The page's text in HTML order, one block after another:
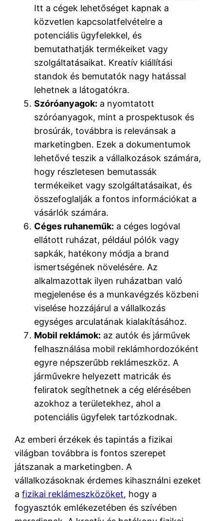
Itt a cégek lehetőséget kapnak a
közvetlen kapcsolatfelvételre a
potenciális ügyfelekkel, és
bemutathatják termékeiket vagy
szolgáltatásaikat. Kreatív kiállítási
standok és bemutatók nagy hatással
lehetnek a látogatókra.
Szóróanyagok: a nyomtatott
szóróanyagok, mint a prospektusok és
brosúrák, továbbra is relevánsak a
marketingben. Ezek a dokumentumok
lehetővé teszik a vállalkozások számára,
hogy részletesen bemutassák
termékeiket vagy szolgáltatásaikat, és
összefoglalják a fontos információkat a
vásárlók számára.
Céges ruhaneműk: a céges logóval
ellátott ruházat, például pólók vagy
sapkák, hatékony módja a brand
ismertségének növelésére. Az
alkalmazottak ilyen ruházatban való
megjelenése és a munkavégzés közbeni
viselése hozzájárul a vállalkozás
egységes arculatának kialakításához.
Mobil reklámok: az autók és járművek
felhasználása mobil reklámhordozóként
egyre népszerűbb reklámeszköz. A
járművekre helyezett matricák és
feliratok segíthetnek a cég elérésében
azokhoz a területekhez, ahol a
potenciális ügyfelek tartózkodnak.
Az emberi érzékek és tapintás a fizikai
világban továbbra is fontos szerepet
játszanak a marketingben. A
vállalkozásoknak érdemes kihasználni ezeket
afizikai reklámeszközöket, hogy a
fogyasztók emlékezetében és szívében